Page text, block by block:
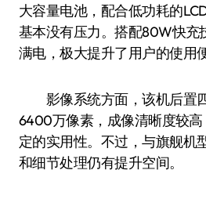
大容量电池，配合低功耗的
基本没有压力。搭配80W快充
满电，极大提升了用户的使用
影像系统方面，该机后置
6400万像素，成像清晰度较
定的实用性。不过，与旗舰机
和细节处理仍有提升空间。